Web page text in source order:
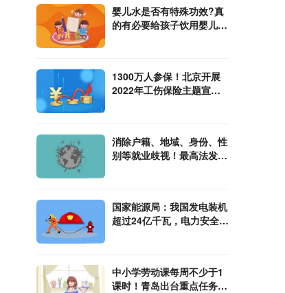
婴儿水是否有特殊功效?真
的有必要给孩子饮用婴儿水
1300万人参保！北京开展
2022年工伤保险主题宣传
消除户籍、地域、身份、性
别等就业歧视！最高法发布
国家能源局：我国发电装机
超过24亿千瓦，电力安全水
中小学劳动课每周不少于1
课时！青岛出台重点任务清